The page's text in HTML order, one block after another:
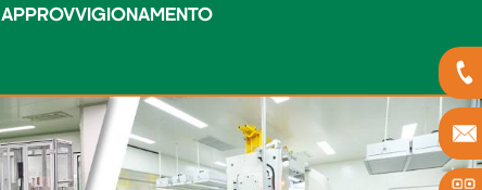
APPROVVIGIONAMENTO